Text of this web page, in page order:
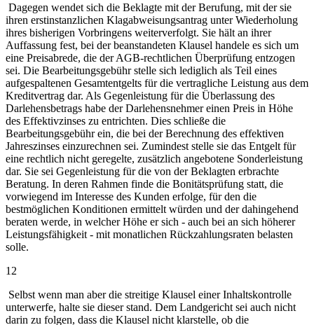
Dagegen wendet sich die Beklagte mit der Berufung, mit der sie
ihren erstinstanzlichen Klagabweisungsantrag unter Wiederholung
ihres bisherigen Vorbringens weiterverfolgt. Sie hält an ihrer
Auffassung fest, bei der beanstandeten Klausel handele es sich um
eine Preisabrede, die der AGB-rechtlichen Überprüfung entzogen
sei. Die Bearbeitungsgebühr stelle sich lediglich als Teil eines
aufgespaltenen Gesamtentgelts für die vertragliche Leistung aus dem
Kreditvertrag dar. Als Gegenleistung für die Überlassung des
Darlehensbetrags habe der Darlehensnehmer einen Preis in Höhe
des Effektivzinses zu entrichten. Dies schließe die
Bearbeitungsgebühr ein, die bei der Berechnung des effektiven
Jahreszinses einzurechnen sei. Zumindest stelle sie das Entgelt für
eine rechtlich nicht geregelte, zusätzlich angebotene Sonderleistung
dar. Sie sei Gegenleistung für die von der Beklagten erbrachte
Beratung. In deren Rahmen finde die Bonitätsprüfung statt, die
vorwiegend im Interesse des Kunden erfolge, für den die
bestmöglichen Konditionen ermittelt würden und der dahingehend
beraten werde, in welcher Höhe er sich - auch bei an sich höherer
Leistungsfähigkeit - mit monatlichen Rückzahlungsraten belasten
solle.
12
Selbst wenn man aber die streitige Klausel einer Inhaltskontrolle
unterwerfe, halte sie dieser stand. Dem Landgericht sei auch nicht
darin zu folgen, dass die Klausel nicht klarstelle, ob die